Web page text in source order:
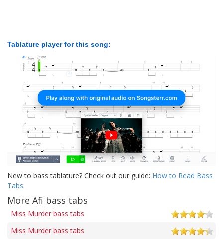
Tablature player for this song:
New to bass tablature? Check out our guide: How to Read Bass
Tabs.
More Afi bass tabs
Miss Murder bass tabs
Miss Murder bass tabs